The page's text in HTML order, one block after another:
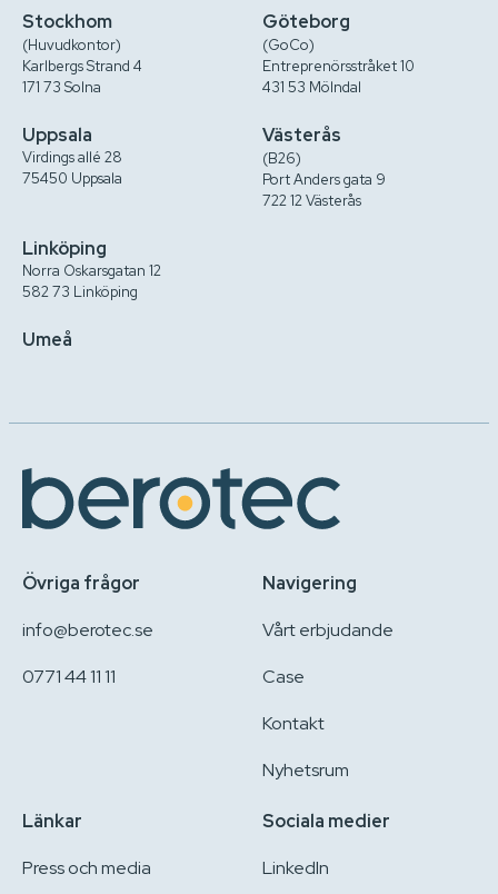
Stockhom
(Huvudkontor)
Karlbergs Strand 4
171 73 Solna
Uppsala
Virdings allé 28
75450 Uppsala
Göteborg
(GoCo)
Entreprenörsstråket 10
431 53 Mölndal
Västerås
(B26)
Port Anders gata 9
722 12 Västerås
Linköping
Norra Oskarsgatan 12
582 73 Linköping
Umeå
Övriga frågor
info@berotec.se
0771 44 11 11
Navigering
Vårt erbjudande
Case
Kontakt
Nyhetsrum
Länkar
Press och media
Sociala medier
LinkedIn